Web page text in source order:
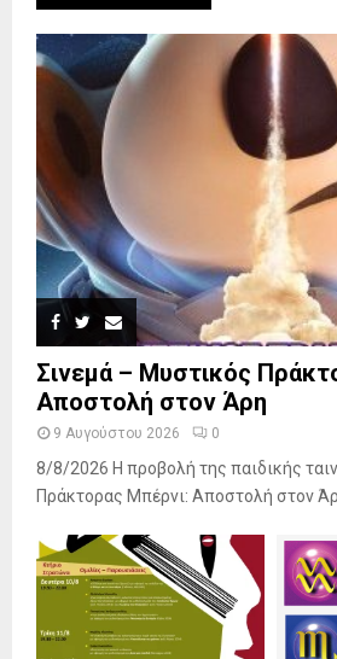
Σινεμά – Μυστικός
Αποστολή στον Άρη
9 Αυγούστου 2026 0
8/8/2026 Η προβολή της παιδικής
Πράκτορας Μπέρνι: Αποστολή στον